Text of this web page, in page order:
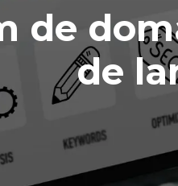
de
de